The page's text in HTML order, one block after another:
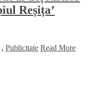
Reșița’
, Publicitate Read More